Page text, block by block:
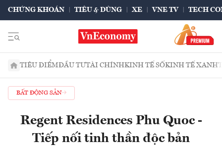
CHỨNG KHOÁN TIÊU & DÙNG XE VNE TV TECH
TIÊU ĐIỂMĐẦU TƯTÀI CHÍNHKINH TẾ SỐKINH TẾ XANH
BẤT ĐỘNG SẢN
Regent Residences Phu Quoc -
Tiếp nối tinh thần độc bản